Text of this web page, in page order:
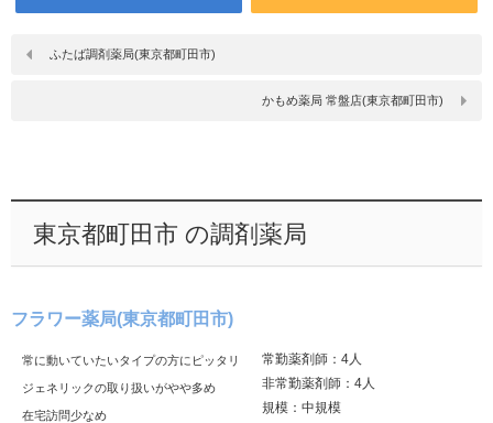
ふたば調剤薬局(東京都町田市)
かもめ薬局 常盤店(東京都町田市)
東京都町田市 の調剤薬局
フラワー薬局(東京都町田市)
常に動いていたいタイプの方にピッタリ
ジェネリックの取り扱いがやや多め
在宅訪問少なめ
常勤薬剤師：4人
非常勤薬剤師：4人
規模：中規模